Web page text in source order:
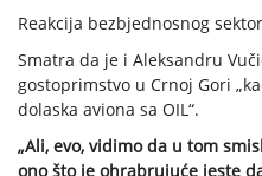
Reakcija bezbjednosnog
Smatra da je i Aleksandru
gostoprimstvo u Crnoj Gori
dolaska aviona sa OIL“.
„Ali, evo, vidimo da u tom
ono što je ohrabrujuće jeste